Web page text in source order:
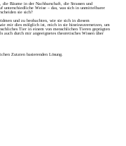
Bäume in der Nachbarschaft, die Strassen und
unterschiedliche Weise – das, was sich in unmittelbarer
sie sich?
und zu beobachten, wie sie sich in diesem
mir dies mölglich ist, mich in sie hineinzuversetzen, um
Tier in einem von menschlichen Tieren geprägten
durch mir angeeignetes theoretisches Wissen über
Zutaten basierenden Lösung.